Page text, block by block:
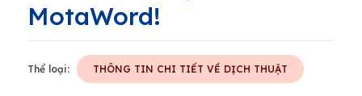
MotaWord!
Thể loại: THÔNG TIN CHI TIẾT VỀ DỊCH THUẬT